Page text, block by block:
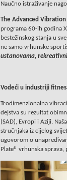
Naučno istraživanje
The Advanced
programa 60-ih godina
bestežinskog stanja u
ne samo vrhunske
ustanovama,
Vodeći u industriji
Trodimenzionalna
dejstva su rezultat
(SAD), Evropi i Aziji.
stručnjaka iz cijelog
ugovorom o
Plate® vrhunska